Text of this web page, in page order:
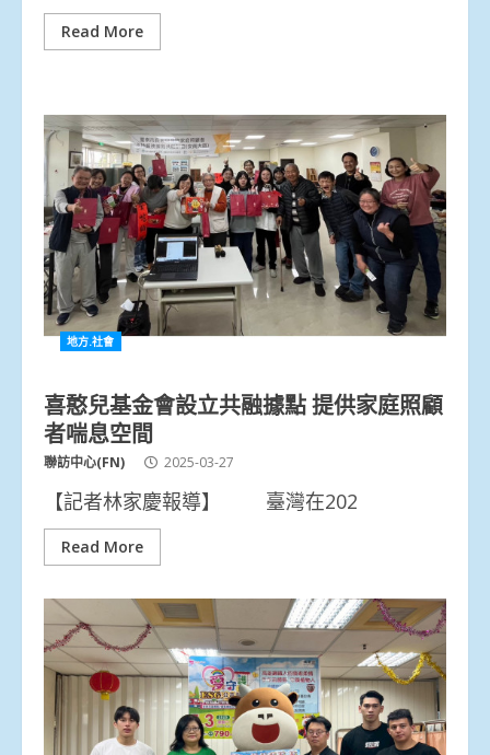
Read More
地方.社會
喜憨兒基金會設立共融據點 提供家庭照顧
者喘息空間
聯訪中心(FN) 2025-03-27
【記者林家慶報導】 臺灣在202
Read More